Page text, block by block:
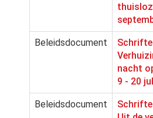
Beleidsdocument
nacht
9 - 20
Beleidsdocument